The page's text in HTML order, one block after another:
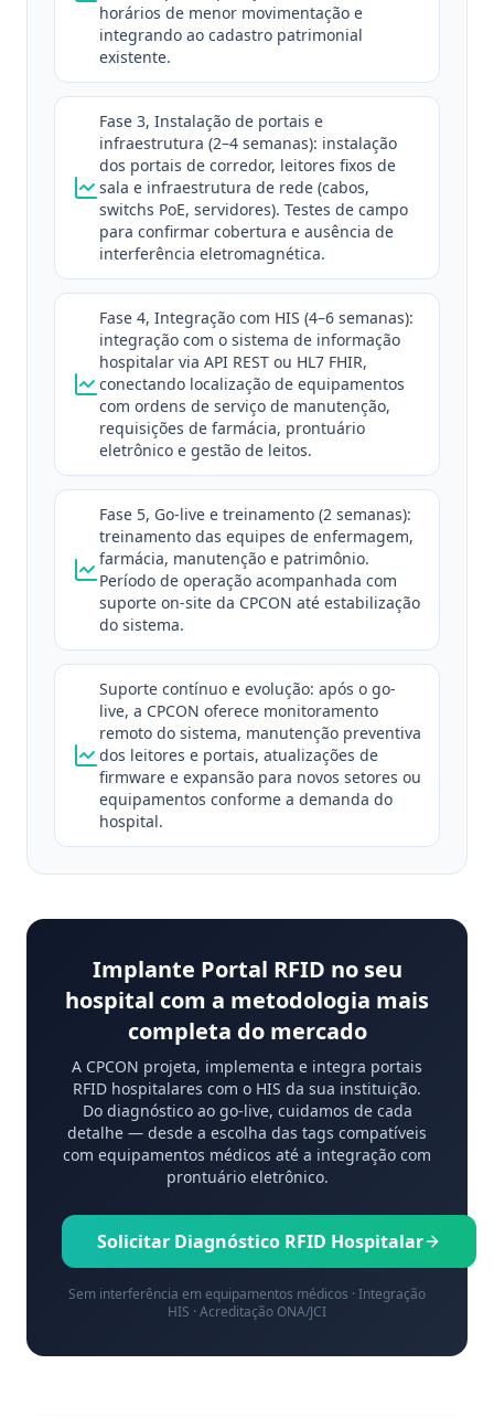
horários de menor movimentação e
integrando ao cadastro patrimonial
existente.
Fase 3, Instalação de portais e
infraestrutura (2–4 semanas): instalação
dos portais de corredor, leitores fixos de
sala e infraestrutura de rede (cabos,
switchs PoE, servidores). Testes de campo
para confirmar cobertura e ausência de
interferência eletromagnética.
Fase 4, Integração com HIS (4–6 semanas):
integração com o sistema de informação
hospitalar via API REST ou HL7 FHIR,
conectando localização de equipamentos
com ordens de serviço de manutenção,
requisições de farmácia, prontuário
eletrônico e gestão de leitos.
Fase 5, Go-live e treinamento (2 semanas):
treinamento das equipes de enfermagem,
farmácia, manutenção e patrimônio.
Período de operação acompanhada com
suporte on-site da CPCON até estabilização
do sistema.
Suporte contínuo e evolução: após o go-
live, a CPCON oferece monitoramento
remoto do sistema, manutenção preventiva
dos leitores e portais, atualizações de
firmware e expansão para novos setores ou
equipamentos conforme a demanda do
hospital.
Implante Portal RFID no seu
hospital com a metodologia mais
completa do mercado
A CPCON projeta, implementa e integra portais
RFID hospitalares com o HIS da sua instituição.
Do diagnóstico ao go-live, cuidamos de cada
detalhe — desde a escolha das tags compatíveis
com equipamentos médicos até a integração com
prontuário eletrônico.
Solicitar Diagnóstico RFID Hospitalar
Sem interferência em equipamentos médicos · Integração
HIS · Acreditação ONA/JCI